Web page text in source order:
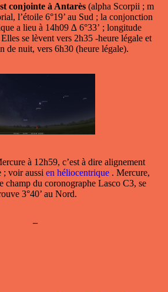
conjointe à Antarès (alpha Scorpii ; m
l’étoile 6°19’ au Sud ; la conjonction
a lieu à 14h09 ∆ 6°33’ ; longitude
se lèvent vers 2h35 -heure légale et
de nuit, vers 6h30 (heure légale).
à 12h59, c’est à dire alignement
; voir aussi en héliocentrique . Mercure,
champ du coronographe Lasco C3, se
3°40’ au Nord.
–